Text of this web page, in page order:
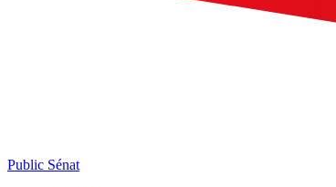
Public Sénat